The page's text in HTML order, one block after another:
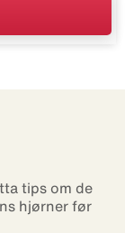
tips om de
hjørner før